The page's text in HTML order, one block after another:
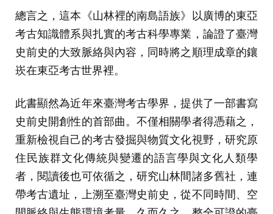
總言之，這本《山林裡的南島語族》以廣博的東亞
考古知識體系與扎實的考古科學專業，論證了臺灣
史前史的大致脈絡與內容，同時將之順理成章的鑲
崁在東亞考古世界裡。
此書顯然為近年來臺灣考古學界，提供了一部書寫
史前史開創性的首部曲。不僅相關學者得憑藉之，
重新檢視自己的考古發掘與物質文化視野，研究原
住民族群文化傳統與變遷的語言學與文化人類學
者，閱讀後也可依循之，研究山林間諸多舊社，連
帶考古遺址，上溯至臺灣史前史，從不同時間、空